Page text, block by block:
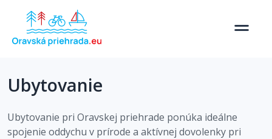
Ubytovanie
Ubytovanie pri Oravskej priehrade ponúka ideálne
spojenie oddychu v prírode a aktívnej dovolenky pri